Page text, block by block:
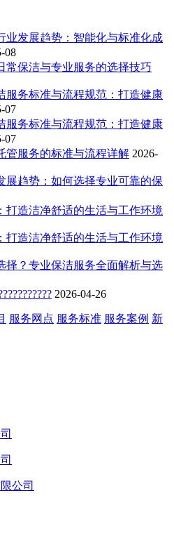
业发展趋势：智能化与标准化成
08
常保洁与专业服务的选择技巧
服务标准与流程规范：打造健康
07
服务标准与流程规范：打造健康
07
管服务的标准与流程详解 2026-
展趋势：如何选择专业可靠的保
打造洁净舒适的生活与工作环境
打造洁净舒适的生活与工作环境
择？专业保洁服务全面解析与选
2026-04-26
服务网点 服务标准 服务案例 新
公司